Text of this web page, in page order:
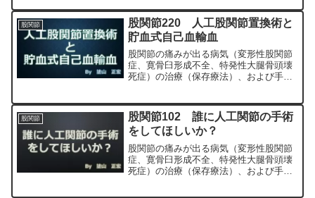
科専門医（人工関節手術を専門）の塗山
正宏が色々と説明します。
股関節
股関節220 人工股関節置換術と
貯血式自己血輸血
股関節の痛みが出る病気（変形性股関節
症、寛骨臼形成不全、特発性大腿骨頭壊
死症）の治療（保存療法）、および手術
科専門医（人工関節手術を専門）の塗山
正宏が色々と説明します。
股関節
股関節102 誰に人工関節の手術
をしてほしいか？
股関節の痛みが出る病気（変形性股関節
症、寛骨臼形成不全、特発性大腿骨頭壊
死症）の治療（保存療法）、および手術